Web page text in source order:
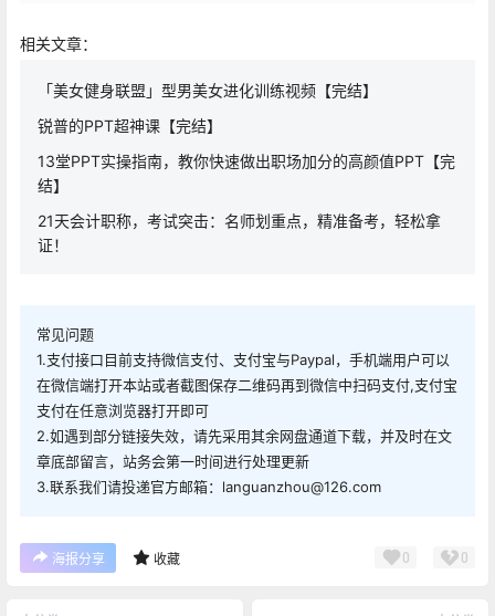
相关文章：
「美女健身联盟」型男美女进化训练视频【完结】
锐普的PPT超神课【完结】
13堂PPT实操指南，教你快速做出职场加分的高颜值PPT【完
结】
21天会计职称，考试突击：名师划重点，精准备考，轻松拿
证！
常见问题
1.支付接口目前支持微信支付、支付宝与Paypal，手机端用户可以
在微信端打开本站或者截图保存二维码再到微信中扫码支付,支付宝
支付在任意浏览器打开即可
2.如遇到部分链接失效，请先采用其余网盘通道下载，并及时在文
章底部留言，站务会第一时间进行处理更新
3.联系我们请投递官方邮箱：languanzhou@126.com
海报分享 收藏 0 0